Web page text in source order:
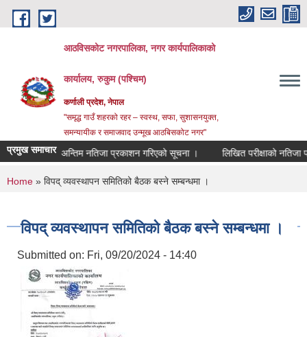
Skip to main content
आठविसकोट नगरपालिका, नगर कार्यपालिकाको
कार्यालय, रुकुम (पश्चिम)
कर्णाली प्रदेश, नेपाल
"समृद्ध गाउँ शहरको रहर – स्वस्थ, सफा, सुशासनयुक्त,
समन्यायीक र समाजवाद उन्मूख आठबिसकोट नगर"
प्रमुख समाचार
। अन्तिम नतिजा प्रकाशन गरिएको सूचना । लिखित परीक्षाको नतिजा
You are here
Home » विपद् व्यवस्थापन समितिको बैठक बस्ने सम्बन्धमा ।
विपद् व्यवस्थापन समितिको बैठक बस्ने सम्बन्धमा ।
Submitted on: Fri, 09/20/2024 - 14:40